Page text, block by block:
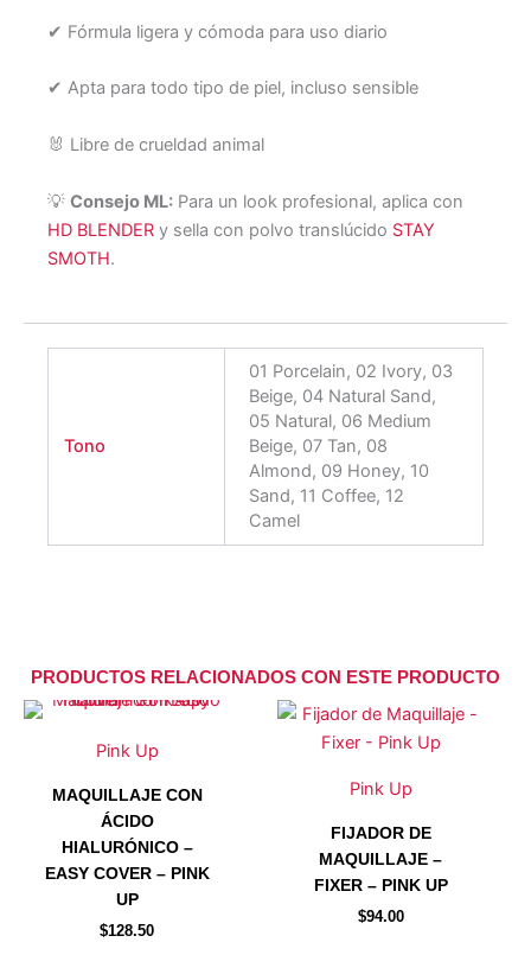
✔ Fórmula ligera y cómoda para uso diario
✔ Apta para todo tipo de piel, incluso sensible
🐰 Libre de crueldad animal
💡 Consejo ML: Para un look profesional, aplica con
HD BLENDER y sella con polvo translúcido STAY
SMOTH.
Tono
01 Porcelain, 02 Ivory, 03
Beige, 04 Natural Sand,
05 Natural, 06 Medium
Beige, 07 Tan, 08
Almond, 09 Honey, 10
Sand, 11 Coffee, 12
Camel
PRODUCTOS RELACIONADOS CON ESTE PRODUCTO
Pink Up
Este
producto
múltiples
variantes.
Las
opciones
pueden
MAQUILLAJE CON
ÁCIDO
HIALURÓNICO –
EASY COVER – PINK
UP
$128.50
Este
producto
múltiples
variantes.
Las
opciones
pueden
Pink Up
FIJADOR DE
MAQUILLAJE –
FIXER – PINK UP
$94.00